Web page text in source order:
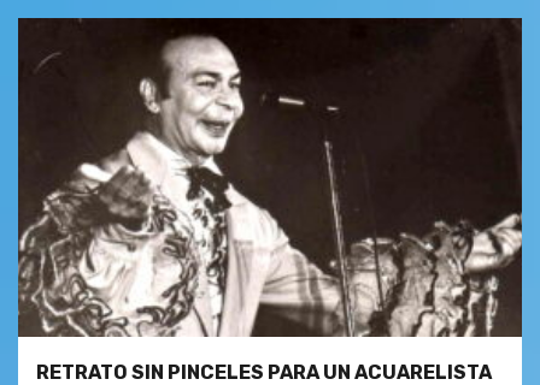
RETRATO SIN PINCELES PARA UN ACUARELISTA